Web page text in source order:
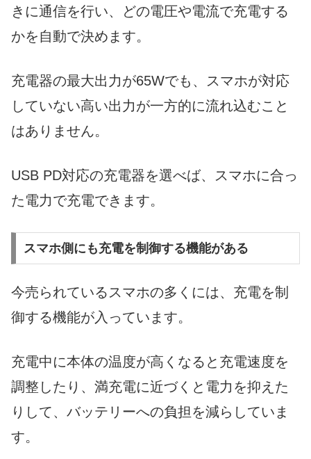
きに通信を行い、どの電圧や電流で充電する
かを自動で決めます。
充電器の最大出力が65Wでも、スマホが対応
していない高い出力が一方的に流れ込むこと
はありません。
USB PD対応の充電器を選べば、スマホに合っ
た電力で充電できます。
スマホ側にも充電を制御する機能がある
今売られているスマホの多くには、充電を制
御する機能が入っています。
充電中に本体の温度が高くなると充電速度を
調整したり、満充電に近づくと電力を抑えた
りして、バッテリーへの負担を減らしていま
す。